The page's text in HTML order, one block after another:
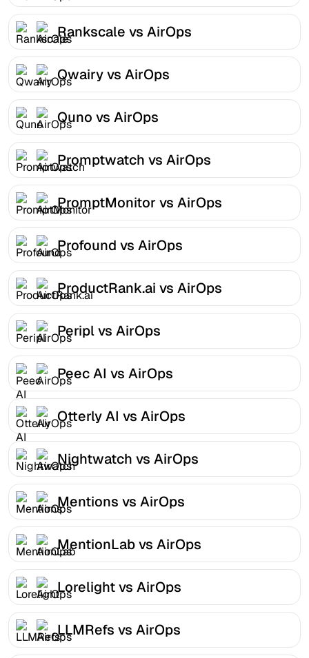
Rankscale vs AirOps
Qwairy vs AirOps
Quno vs AirOps
Promptwatch vs AirOps
PromptMonitor vs AirOps
Profound vs AirOps
ProductRank.ai vs AirOps
Peripl vs AirOps
Peec AI vs AirOps
Otterly AI vs AirOps
Nightwatch vs AirOps
Mentions vs AirOps
MentionLab vs AirOps
Lorelight vs AirOps
LLMRefs vs AirOps